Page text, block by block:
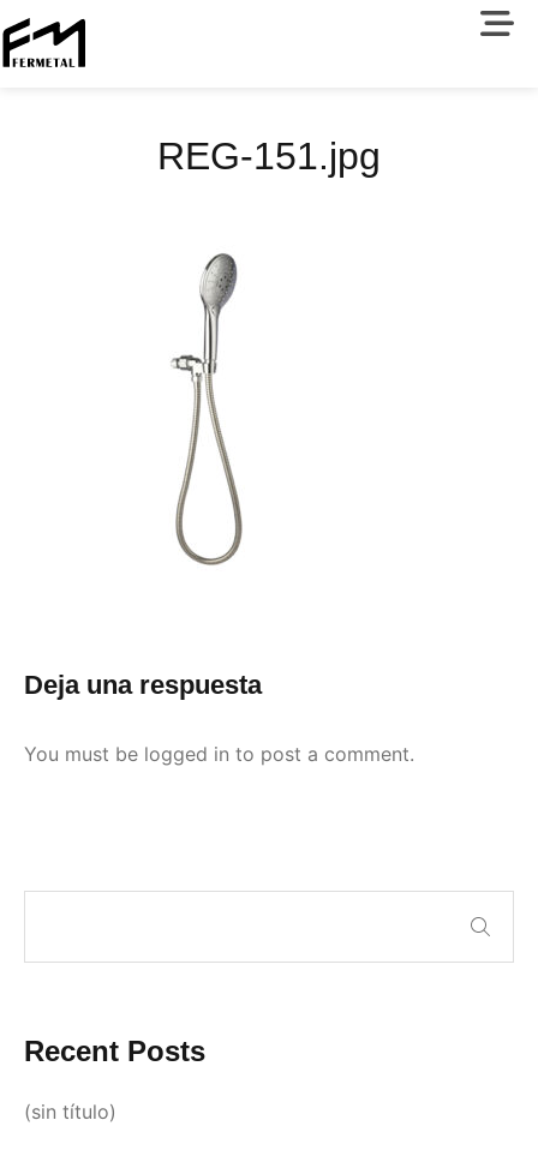
REG-151.jpg
Recent Posts
(sin título)
Deja una respuesta
You must be logged in to post a comment.